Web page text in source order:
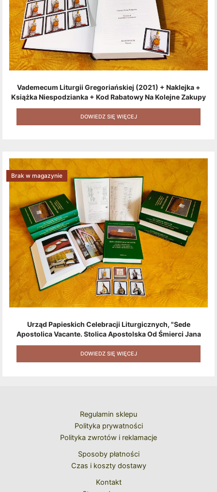
Vademecum Liturgii Gregoriańskiej (2021) + Naklejka +
Książka Niespodzianka + Kod Rabatowy Na Kolejne Zakupy
+ Gratis (książka W Formacie Elektronicznym) [zestaw 3
Produktów + Kod Rabatowy + Gratis]
DOWIEDZ SIĘ WIĘCEJ
Urząd Papieskich Celebracji Liturgicznych, "Sede
Apostolica Vacante. Stolica Apostolska Od Śmierci Jana
Pawła II Do Wyboru Benedykta XVI" [2020] + Zestaw 6
Naklejek + Książka Niespodzianka + Kod Rabatowy Na
Kolejne Zakupy
Brak w magazynie
DOWIEDZ SIĘ WIĘCEJ
Regulamin sklepu
Polityka prywatności
Polityka zwrotów i reklamacje
Sposoby płatności
Czas i koszty dostawy
Kontakt